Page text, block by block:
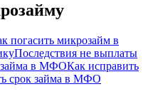
погасить микрозайм в
Последствия не выплаты
займа в МФОКак исправить
срок займа в МФО